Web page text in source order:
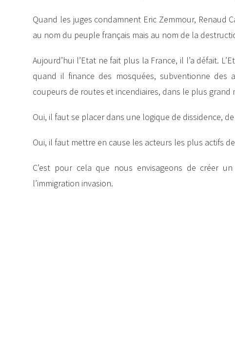
Quand les juges condamnent Eric Zemmour, Renaud
au nom du peuple français mais au nom de la
Aujourd’hui l’Etat ne fait plus la France, il l’a défait.
quand il finance des mosquées, subventionne des
coupeurs de routes et incendiaires, dans le plus grand
Oui, il faut se placer dans une logique de dissidence,
Oui, il faut mettre en cause les acteurs les plus actifs
C’est pour cela que nous envisageons de créer
l’immigration invasion.